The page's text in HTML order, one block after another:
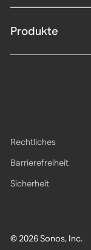
Produkte
© 2026 Sonos, Inc.
Rechtliches
Barrierefreiheit
Sicherheit